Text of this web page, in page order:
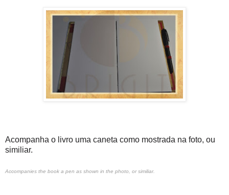
Acompanha o livro uma caneta como mostrada na foto, ou
similiar.
Accompanies the book a pen as shown in the photo, or similiar.